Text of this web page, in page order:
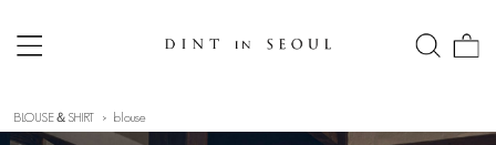
BLOUSE＆SHIRT blouse